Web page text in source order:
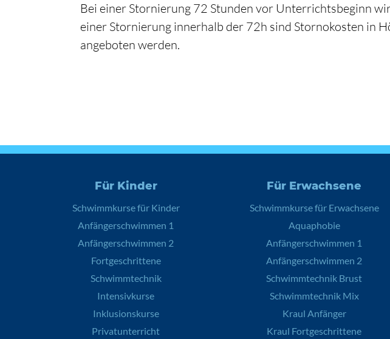
Bei einer Stornierung 72 Stunden vor Unterrichtsbeginn
einer Stornierung innerhalb der 72h sind Stornokosten in
angeboten werden.
Für Kinder
Schwimmkurse für Kinder
Anfängerschwimmen 1
Anfängerschwimmen 2
Fortgeschrittene
Schwimmtechnik
Intensivkurse
Inklusionskurse
Privatunterricht
Für Erwachsene
Schwimmkurse für Erwachsene
Aquaphobie
Anfängerschwimmen 1
Anfängerschwimmen 2
Schwimmtechnik Brust
Schwimmtechnik Mix
Kraul Anfänger
Kraul Fortgeschrittene